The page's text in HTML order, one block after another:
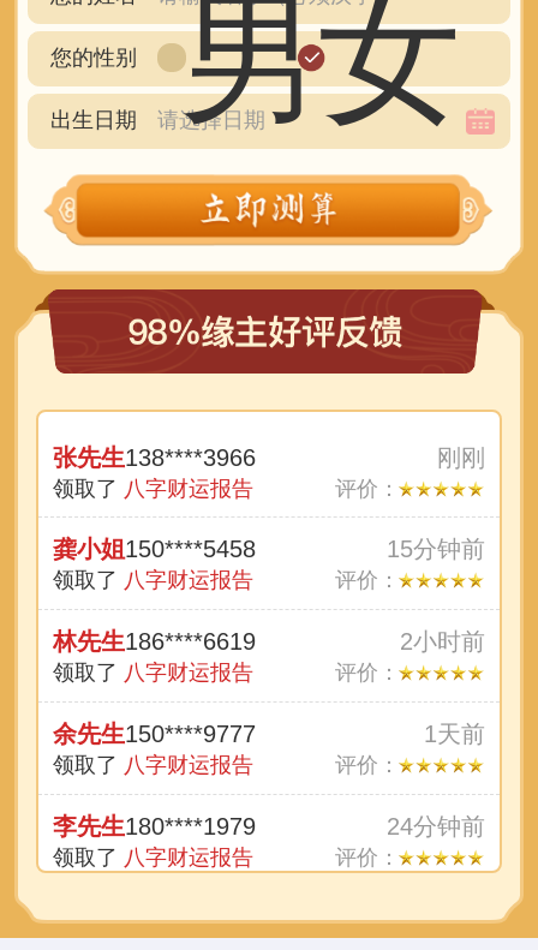
您的性别 男女
出生日期
张先生138****3966 刚刚
领取了 八字财运报告 评价：
龚小姐150****5458 15分钟前
领取了 八字财运报告 评价：
林先生186****6619 2小时前
领取了 八字财运报告 评价：
余先生150****9777 1天前
领取了 八字财运报告 评价：
李先生180****1979 24分钟前
领取了 八字财运报告 评价：
文女士138****8141 刚刚